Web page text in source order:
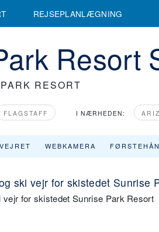
REJSEPLANLÆGNING
Resort
RESORT
FLAGSTAFF I NÆRHEDEN:
VEJRET WEBKAMERA
ski vejr for skistedet Sunrise
for skistedet Sunrise Park Resort